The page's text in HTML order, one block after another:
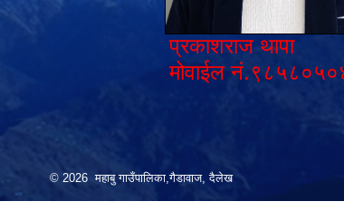
प्रकाशराज थापा
मोवाईल
© 2026 महाबु गाउँपालिका,गैडावाज, दैलेख